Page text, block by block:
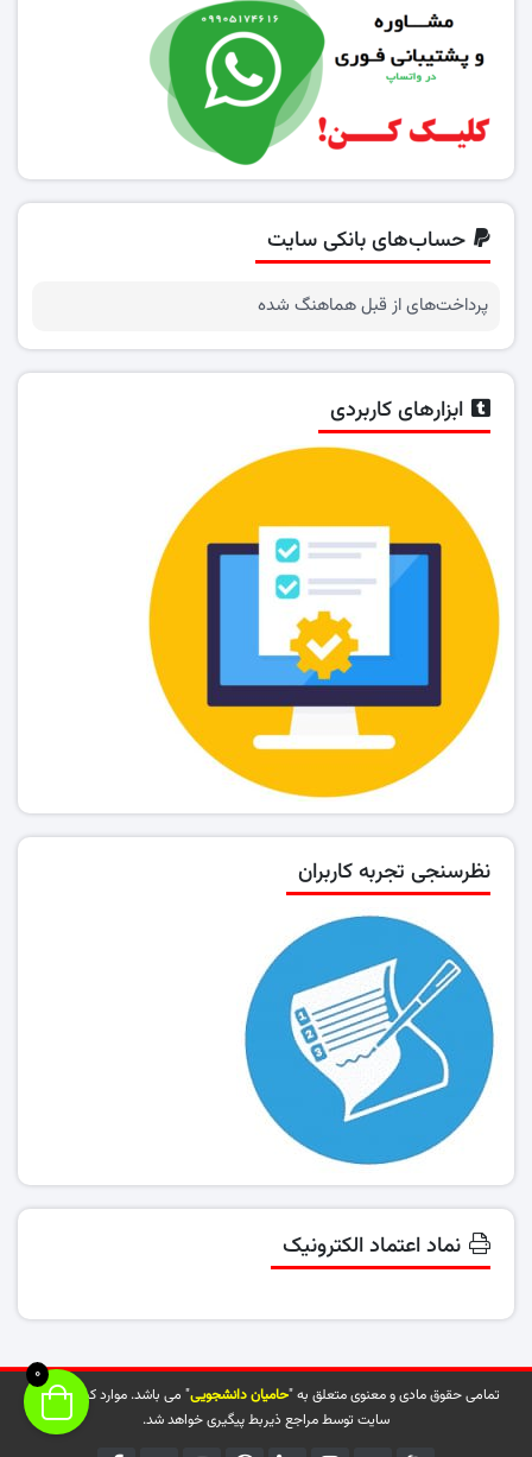
حساب‌های بانکی سایت
پرداخت‌های از قبل هماهنگ شده
ابزارهای کاربردی
نظرسنجی تجربه کاربران
نماد اعتماد الکترونیک
تمامی حقوق مادی و معنوی متعلق به "حامیان دانشجویی" می باشد. موارد کپی شده از
سایت توسط مراجع ذیربط پیگیری خواهد شد.
0